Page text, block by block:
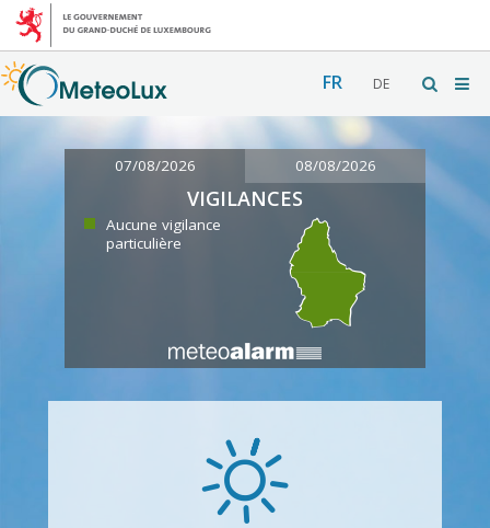
FR DE
07/08/2026 08/08/2026
VIGILANCES
Aucune vigilance
particulière